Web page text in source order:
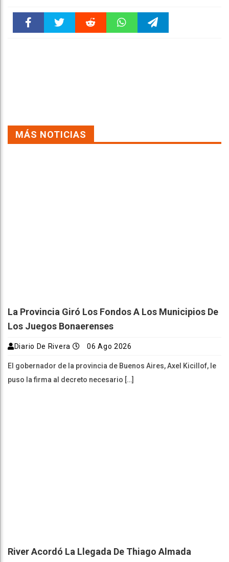
MÁS NOTICIAS
La Provincia Giró Los Fondos A Los Municipios De
Los Juegos Bonaerenses
Diario De Rivera 06 Ago 2026
El gobernador de la provincia de Buenos Aires, Axel Kicillof, le
puso la firma al decreto necesario […]
River Acordó La Llegada De Thiago Almada